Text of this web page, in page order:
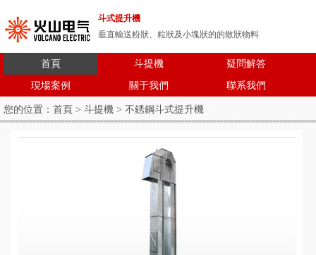
斗式提升機
垂直輸送粉狀、粒狀及小塊狀的的散狀物料
首頁 斗提機 疑問解答
現場案例 關于我們 聯系我們
您的位置： 首頁 > 斗提機 > 不銹鋼斗式提升機